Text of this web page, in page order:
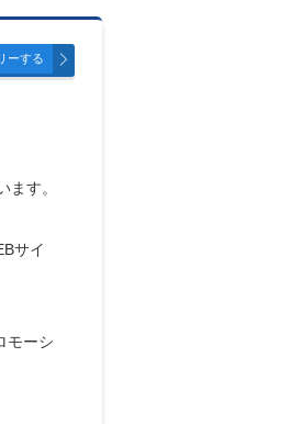
す。
サイ
モーシ